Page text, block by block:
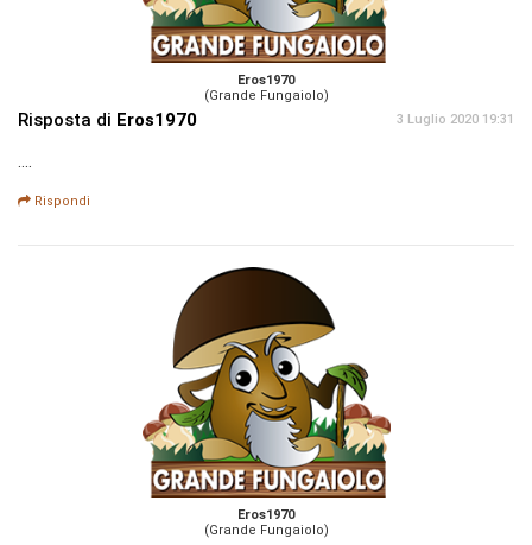
Eros1970
(Grande Fungaiolo)
Risposta di Eros1970 3 Luglio 2020 19:31
....
Rispondi
Eros1970
(Grande Fungaiolo)